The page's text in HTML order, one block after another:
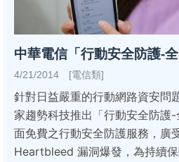
中華電信「行動安全防護-全
4/21/2014 [電信類]
針對日益嚴重的行動網路資安問
家趨勢科技推出「行動安全防護
面免費之行動安全防護服務，廣
Heartbleed 漏洞爆發，為持續